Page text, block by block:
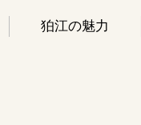
狛江の魅力